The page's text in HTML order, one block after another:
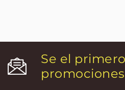
Se el
promociones